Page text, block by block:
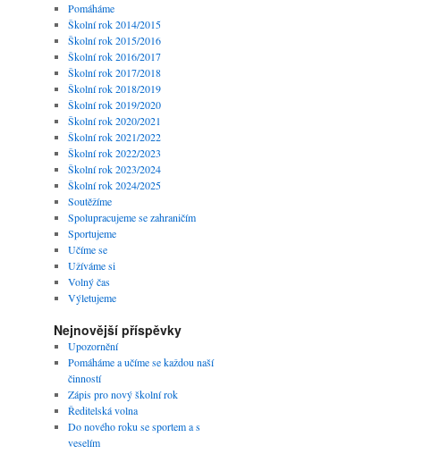
Pomáháme
Školní rok 2014/2015
Školní rok 2015/2016
Školní rok 2016/2017
Školní rok 2017/2018
Školní rok 2018/2019
Školní rok 2019/2020
Školní rok 2020/2021
Školní rok 2021/2022
Školní rok 2022/2023
Školní rok 2023/2024
Školní rok 2024/2025
Soutěžíme
Spolupracujeme se zahraničím
Sportujeme
Učíme se
Užíváme si
Volný čas
Výletujeme
Nejnovější příspěvky
Upozornění
Pomáháme a učíme se každou naší
činností
Zápis pro nový školní rok
Ředitelská volna
Do nového roku se sportem a s
veselím